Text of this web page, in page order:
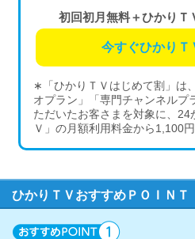
初回初月無料＋ひかりＴ
今すぐひかりＴ
∗「ひかりＴＶはじめて割」は
オプラン」「専門チャンネルプ
ただいたお客さまを対象に、24
Ｖ」の月額利用料金から1,100円
ひかりＴＶおすすめＰＯＩＮＴ